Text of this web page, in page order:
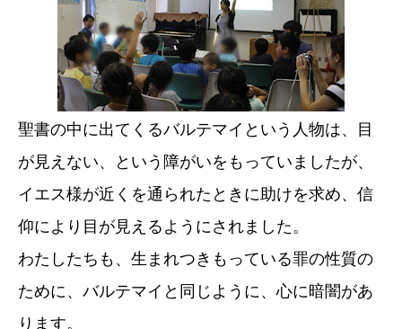
聖書の中に出てくるバルテマイという人物は、目
が見えない、という障がいをもっていましたが、
イエス様が近くを通られたときに助けを求め、信
仰により目が見えるようにされました。
わたしたちも、生まれつきもっている罪の性質の
ために、バルテマイと同じように、心に暗闇があ
ります。